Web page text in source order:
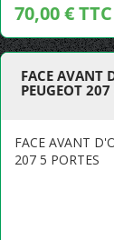
70,00 € TTC
FACE AVANT
PEUGEOT 207
FACE AVANT
207 5 PORTES